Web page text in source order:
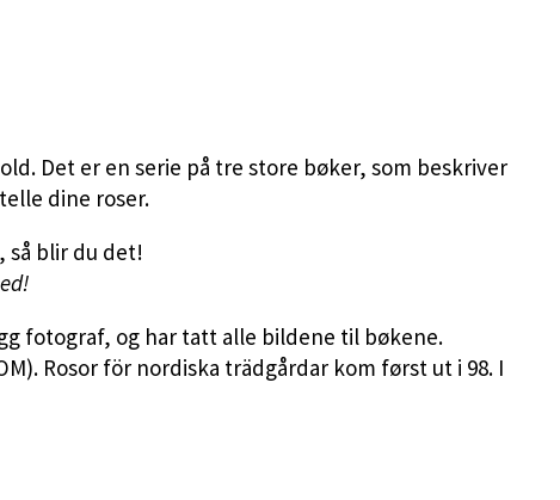
Det er en serie på tre store bøker, som beskriver
dine roser.
så blir du det!
fotograf, og har tatt alle bildene til bøkene.
Rosor för nordiska trädgårdar kom først ut i 98. I